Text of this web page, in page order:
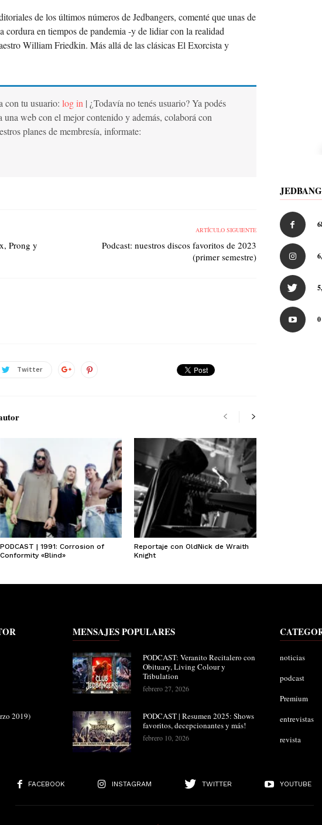
de los últimos números de Jedbangers, comenté que unas de
cordura en tiempos de pandemia -y de lidiar con la realidad
William Friedkin. Más allá de las clásicas El Exorcista y
con tu usuario: log in | ¿Todavía no tenés usuario? Ya podés
una web con el mejor contenido y además, colaborá con
planes de membresía, informate:
Prong y
ARTÍCULO SIGUIENTE
Podcast: nuestros discos favoritos de 2023
(primer semestre)
Twitter
PODCAST | 1991: Corrosion of
Conformity «Blind»
Reportaje con OldNick de Wraith
Knight
0
2019)
MENSAJES POPULARES
PODCAST: Veranito Recitalero con
Obituary, Living Colour y
Tribulation
febrero 27, 2026
PODCAST | Resumen 2025: Shows
favoritos, decepcionantes y más!
febrero 10, 2026
noticias
podcast
Premium
entrevistas
revista
FACEBOOK INSTAGRAM TWITTER YOUTUBE